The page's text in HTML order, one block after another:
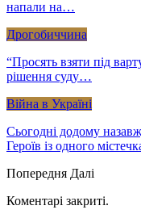
напали на…
Дрогобиччина
“Просять взяти під
рішення суду…
Війна в Україні
Сьогодні додому
Героїв із одного
Попередня Далі
Коментарі закриті.